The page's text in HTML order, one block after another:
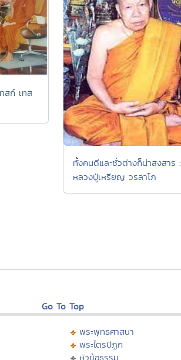
สก์ เทส
ทั้งคนดีและชั่วต่างก็น่าสงสาร :
หลวงปู่เหรียญ วรลาโภ
Go To Top
พระพุทธศาสนา
พระไตรปิฏก
หัวข้อธรรม